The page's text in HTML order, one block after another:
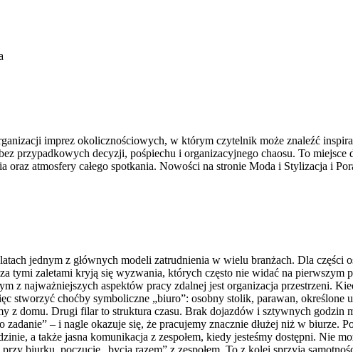
imprez okolicznościowych, w którym czytelnik może znaleźć
przypadkowych decyzji, pośpiechu i organizacyjnego chaosu. To
oraz atmosfery całego spotkania. Nowości na stronie Moda i Stylizacja i
jednym z głównych modeli zatrudnienia w wielu branżach. Dla części
tymi zaletami kryją się wyzwania, których często nie widać na
z najważniejszych aspektów pracy zdalnej jest organizacja przestrzeni.
stworzyć choćby symboliczne „biuro”: osobny stolik, parawan, określone
z domu. Drugi filar to struktura czasu. Brak dojazdów i sztywnych godzin
zadanie” – i nagle okazuje się, że pracujemy znacznie dłużej niż w biurze.
a także jasna komunikacja z zespołem, kiedy jesteśmy dostępni. Nie